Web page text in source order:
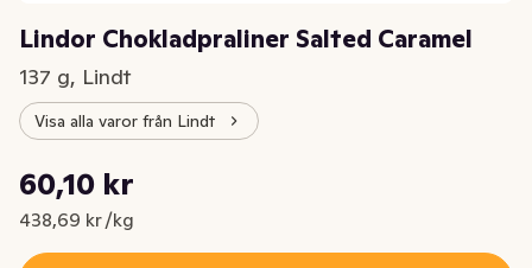
Lindor Chokladpraliner Salted Caramel
137 g, Lindt
Visa alla varor från Lindt
Nuvarande pris är: 60,10 kr
60,10 kr
438,69 kr /kg
Styckpris: 438,69 kr /kg